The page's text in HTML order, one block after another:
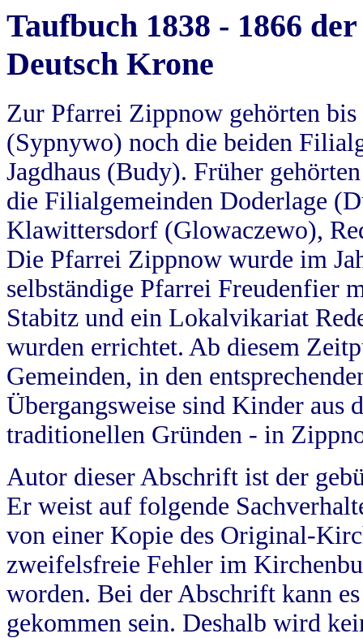
Taufbuch 1838 - 1866
Deutsch Krone
Zur Pfarrei Zippnow gehörten
(Sypnywo) noch die beiden
Jagdhaus (Budy). Früher
die Filialgemeinden Doderlage
Klawittersdorf (Glowaczewo),
Die Pfarrei Zippnow wurde im
selbständige Pfarrei Freudenfier
Stabitz und ein Lokalvikariat
wurden errichtet. Ab diesem
Gemeinden, in den
Übergangsweise sind Kinder aus
traditionellen Gründen - in
Autor dieser Abschrift ist der
Er weist auf folgende
von einer Kopie des Original-
zweifelsfreie Fehler im
worden. Bei der Abschrift kann
gekommen sein. Deshalb wird